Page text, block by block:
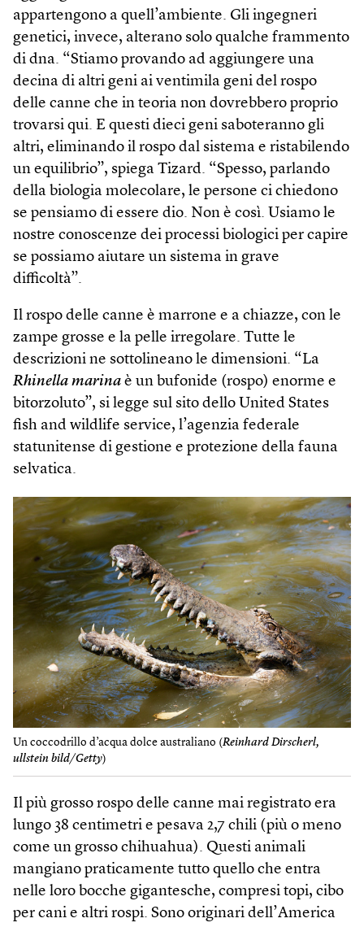
appartengono a quell’ambiente. Gli ingegneri
genetici, invece, alterano solo qualche frammento
di dna. “Stiamo provando ad aggiungere una
decina di altri geni ai ventimila geni del rospo
delle canne che in teoria non dovrebbero proprio
trovarsi qui. E questi dieci geni saboteranno gli
altri, eliminando il rospo dal sistema e ristabilendo
un equilibrio”, spiega Tizard. “Spesso, parlando
della biologia molecolare, le persone ci chiedono
se pensiamo di essere dio. Non è così. Usiamo le
nostre conoscenze dei processi biologici per capire
se possiamo aiutare un sistema in grave
difficoltà”.
Il rospo delle canne è marrone e a chiazze, con le
zampe grosse e la pelle irregolare. Tutte le
descrizioni ne sottolineano le dimensioni. “La
Rhinella marina è un bufonide (rospo) enorme e
bitorzoluto”, si legge sul sito dello United States
fish and wildlife service, l’agenzia federale
statunitense di gestione e protezione della fauna
selvatica.
Un coccodrillo d’acqua dolce australiano (Reinhard Dirscherl,
ullstein bild/Getty)
Il più grosso rospo delle canne mai registrato era
lungo 38 centimetri e pesava 2,7 chili (più o meno
come un grosso chihuahua). Questi animali
mangiano praticamente tutto quello che entra
nelle loro bocche gigantesche, compresi topi, cibo
per cani e altri rospi. Sono originari dell’America